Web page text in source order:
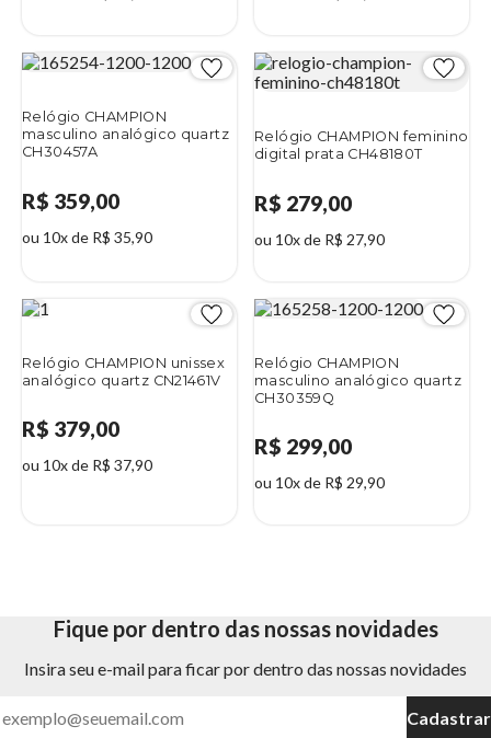
Relógio CHAMPION
masculino analógico quartz
CH30457A
R$ 359,00
ou 10x de R$ 35,90
Relógio CHAMPION feminino
digital prata CH48180T
R$ 279,00
ou 10x de R$ 27,90
Relógio CHAMPION unissex
analógico quartz CN21461V
R$ 379,00
ou 10x de R$ 37,90
Relógio CHAMPION
masculino analógico quartz
CH30359Q
R$ 299,00
ou 10x de R$ 29,90
Fique por dentro das nossas novidades
Insira seu e-mail para ficar por dentro das nossas novidades
Cadastrar